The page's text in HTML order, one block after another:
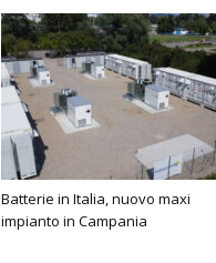
Batterie in Italia, nuovo maxi
impianto in Campania